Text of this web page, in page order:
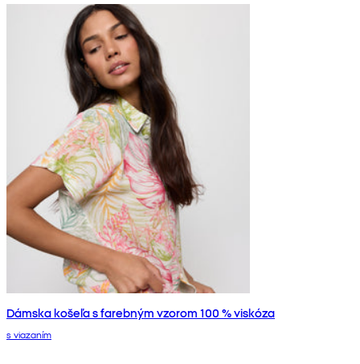
Dámska košeľa s farebným vzorom 100 % viskóza
s viazaním